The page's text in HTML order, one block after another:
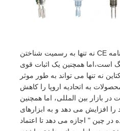
کسب موفقیت آمیز گواهینامه CE نه تنها به رسمیت شناختن
است،اما همچنین یک اثبات قوی
نه تنها می تواند به طور موثر
به اتحادیه اروپا را کاهش
بازار بین المللی، اما همچنین
را افزایش می دهد و به ابزارهای
در چین " اجازه می دهد تا اعتماد